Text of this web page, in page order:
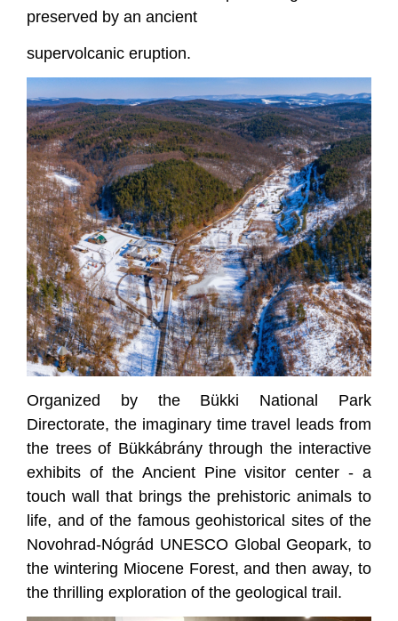
preserved by an ancient
supervolcanic eruption.
Organized by the Bükki National Park
Directorate, the imaginary time travel leads from
the trees of Bükkábrány through the interactive
exhibits of the Ancient Pine visitor center - a
touch wall that brings the prehistoric animals to
life, and of the famous geohistorical sites of the
Novohrad-Nógrád UNESCO Global Geopark, to
the wintering Miocene Forest, and then away, to
the thrilling exploration of the geological trail.